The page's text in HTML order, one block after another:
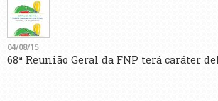
04/08/15
68ª Reunião Geral da FNP terá caráter